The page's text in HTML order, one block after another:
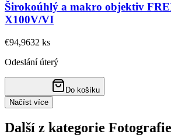
Širokoúhlý a makro objektiv
X100V/VI
€94,9632 ks
Odeslání úterý
Do košíku
Načíst více
Další z kategorie